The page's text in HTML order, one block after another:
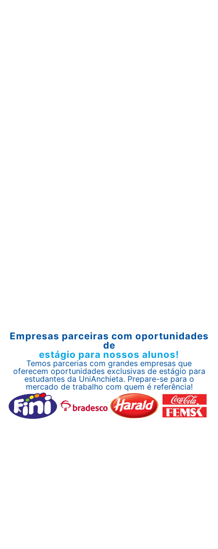
Empresas parceiras com oportunidades
de
estágio para nossos alunos!
Temos parcerias com grandes empresas que
oferecem oportunidades exclusivas de estágio para
estudantes da UniAnchieta. Prepare-se para o
mercado de trabalho com quem é referência!